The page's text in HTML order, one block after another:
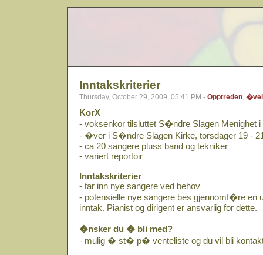
Inntakskriterier
Thursday, October 29, 2009, 05:41 PM - Opptreden,
KorX
- voksenkor tilsluttet S�ndre Slagen Menighet
- �ver i S�ndre Slagen Kirke, torsdager 19 -
- ca 20 sangere pluss band og tekniker
- variert reportoir
Inntakskriterier
- tar inn nye sangere ved behov
- potensielle nye sangere bes gjennomf�re
inntak. Pianist og dirigent er ansvarlig for dette.
�nsker du � bli med?
- mulig � st� p� venteliste og du vil bli